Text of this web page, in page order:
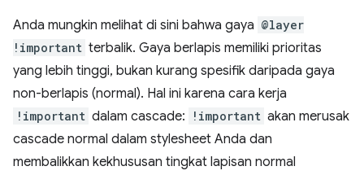
Anda mungkin melihat di sini bahwa gaya @layer
!important terbalik. Gaya berlapis memiliki prioritas
yang lebih tinggi, bukan kurang spesifik daripada gaya
non-berlapis (normal). Hal ini karena cara kerja
!important dalam cascade: !important akan merusak
cascade normal dalam stylesheet Anda dan
membalikkan kekhususan tingkat lapisan normal